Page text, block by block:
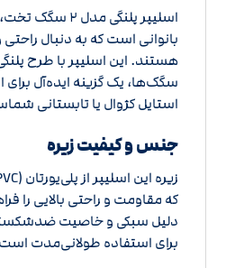
اسلیپر پلنگی
بانوانی است که به دنبال
هستند. این اسلیپر با طرح
سگک‌ها، یک گزینه ایده‌آل برای
استایل کژوال یا تابستانی
جنس و کیفیت زیره
که مقاومت و راحتی بالایی را
دلیل سبکی و خاصیت
برای استفاده طولانی‌مدت